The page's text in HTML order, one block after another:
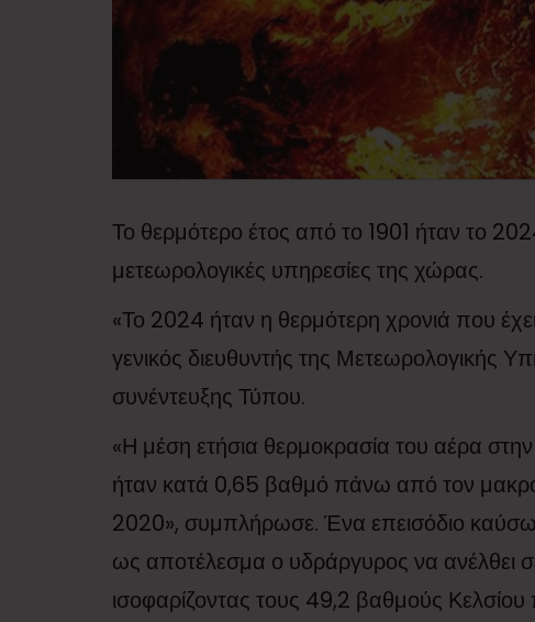
Το θερμότερο έτος από το 1901 ήταν το
μετεωρολογικές υπηρεσίες της χώρας.
«Το 2024 ήταν η θερμότερη χρονιά που
γενικός διευθυντής της Μετεωρολογικής
συνέντευξης Τύπου.
«Η μέση ετήσια θερμοκρασία του αέρα
ήταν κατά 0,65 βαθμό πάνω από τον
2020», συμπλήρωσε. Ένα επεισόδιο
ως αποτέλεσμα ο υδράργυρος να ανέλθει
ισοφαρίζοντας τους 49,2 βαθμούς